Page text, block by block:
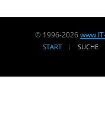
© 1996-2026
START SUCHE